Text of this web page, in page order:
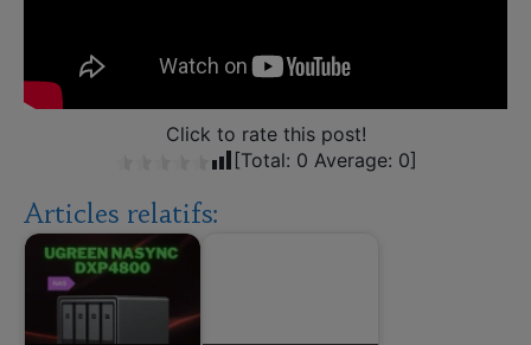
Click to rate this post!
[Total: 0 Average: 0]
Articles relatifs: